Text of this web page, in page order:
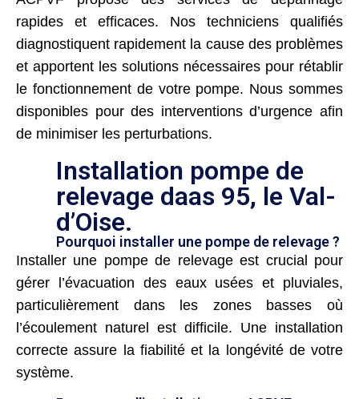
rapides et efficaces. Nos techniciens qualifiés
diagnostiquent rapidement la cause des problèmes
et apportent les solutions nécessaires pour rétablir
le fonctionnement de votre pompe. Nous sommes
disponibles pour des interventions d’urgence afin
de minimiser les perturbations.
Installation pompe de
relevage daas 95, le Val-
d’Oise.
Pourquoi installer une pompe de relevage ?
Installer une pompe de relevage est crucial pour
gérer l’évacuation des eaux usées et pluviales,
particulièrement dans les zones basses où
l’écoulement naturel est difficile. Une installation
correcte assure la fiabilité et la longévité de votre
système.